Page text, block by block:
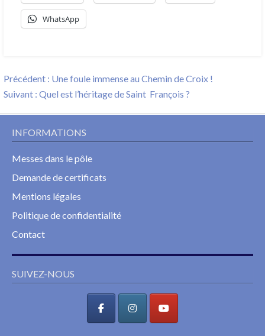
WhatsApp
Navigation
de
l’article
Précédent : Previous
post:
Une foule immense au Chemin de Croix !
Suivant : Next
Quel est l’héritage de Saint François ?
INFORMATIONS
Messes dans le pôle
Demande de certificats
Mentions légales
Politique de confidentialité
Contact
SUIVEZ-NOUS